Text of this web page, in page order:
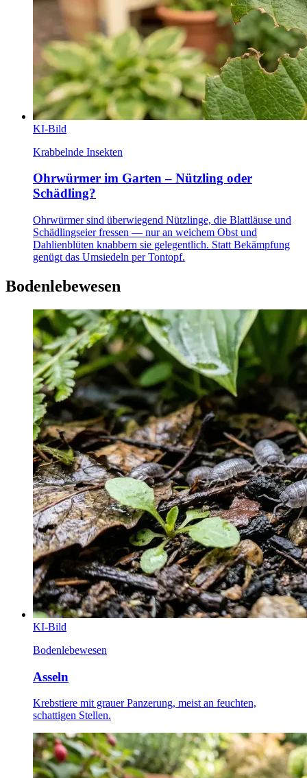
KI-Bild
Krabbelnde Insekten
Ohrwürmer im Garten – Nützling oder
Schädling?
Ohrwürmer sind überwiegend Nützlinge, die Blattläuse und
Schädlingseier fressen — nur an weichem Obst und
Dahlienblüten knabbern sie gelegentlich. Statt Bekämpfung
genügt das Umsiedeln per Tontopf.
Bodenlebewesen
KI-Bild
Bodenlebewesen
Asseln
Krebstiere mit grauer Panzerung, meist an feuchten,
schattigen Stellen.